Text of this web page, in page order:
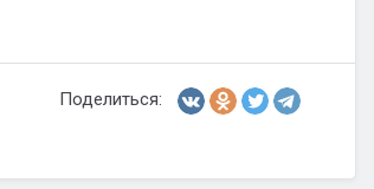
Поделиться: